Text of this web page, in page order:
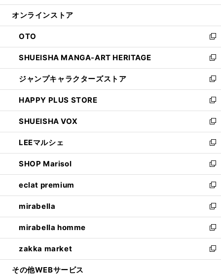
開
ン
ウ
で
開
く
ウ
ン
ド
ウ
で
開
く
オンラインストア
OTO
新
し
い
ウ
ィ
ン
ド
ウ
で
開
く
SHUEISHA MANGA-ART HERITAGE
新
し
い
ウ
ィ
ン
ド
ウ
で
開
く
ジャンプキャラクターズストア
新
し
い
ウ
ィ
ン
ド
ウ
で
開
く
HAPPY PLUS STORE
新
し
い
ウ
ィ
ン
ド
ウ
で
開
く
SHUEISHA VOX
新
し
い
ウ
ィ
ン
ド
ウ
で
開
く
LEEマルシェ
新
し
い
ウ
ィ
ン
ド
ウ
で
開
く
SHOP Marisol
新
し
い
ウ
ィ
ン
ド
ウ
で
開
eclat premium
新
し
い
ウ
ィ
ン
ド
ウ
mirabella
新
し
い
ウ
ィ
ン
mirabella homme
新
し
い
ウ
zakka market
新
し
その他WEBサービス